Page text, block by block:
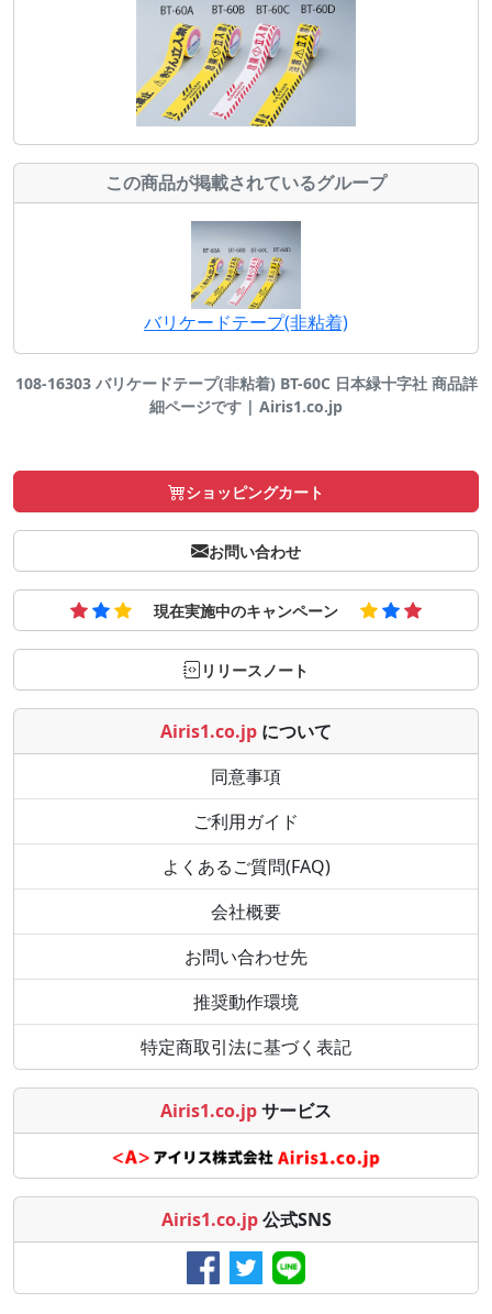
この商品が掲載されているグループ
バリケードテープ(非粘着)
108-16303 バリケードテープ(非粘着) BT-60C 日本緑十字社 商品詳
細ページです | Airis1.co.jp
ショッピングカート
お問い合わせ
現在実施中のキャンペーン
リリースノート
Airis1.co.jp について
同意事項
ご利用ガイド
よくあるご質問(FAQ)
会社概要
お問い合わせ先
推奨動作環境
特定商取引法に基づく表記
Airis1.co.jpサービス
Airis1.co.jp 公式SNS